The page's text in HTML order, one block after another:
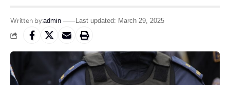
Written by:admin Last updated: March 29, 2025